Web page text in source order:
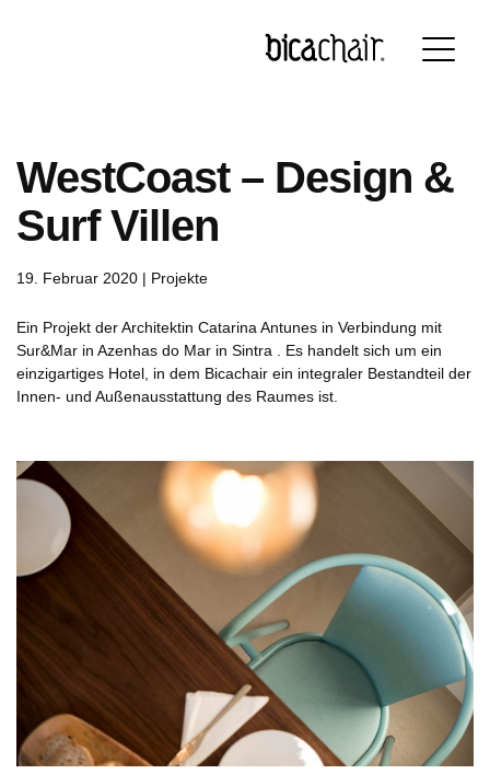
WestCoast – Design &
Surf Villen
19. Februar 2020 | Projekte
Ein Projekt der Architektin Catarina Antunes in Verbindung mit
Sur&Mar in Azenhas do Mar in Sintra . Es handelt sich um ein
einzigartiges Hotel, in dem Bicachair ein integraler Bestandteil der
Innen- und Außenausstattung des Raumes ist.